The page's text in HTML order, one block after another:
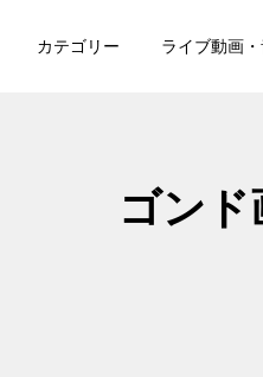
カテゴリー ライブ動画
ゴンド